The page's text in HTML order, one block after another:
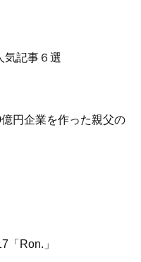
気記事６選
円企業を作った親父の
「Ron.」